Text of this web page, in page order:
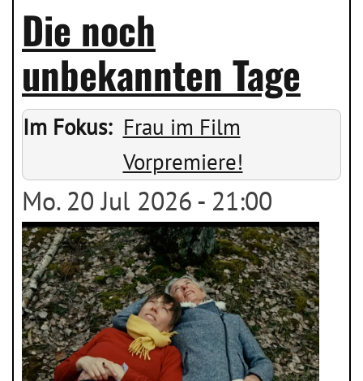
Die noch
unbekannten Tage
Im Fokus
Frau im Film
Vorpremiere!
Mo. 20 Jul 2026 - 21:00